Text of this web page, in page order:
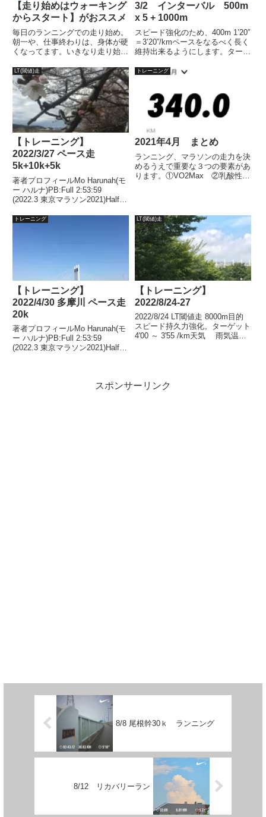
【走り始めはウォーキング
からスタート】がおススメ
毎日のランニングでの走り始め。
朝一や、仕事終わりは、身体が硬
くなってます。いきなり走り始め
にストレッチをしている人が多い
と思います。50代の私は、足裏
や、足首、アキレス腱など、スト
レッチしてから走っても、ほぐれ
るまで時間が掛かります。なの
で、走り始めはウォーキングから
スタートしています。大股でしっ
かりとしたストライドで、1kmを
目安に歩きます。こうすること
で、身体が徐々にほぐれてきて、
怪我の予防になります。
3/2 インターバル 500m
x 5 + 1000m
スピード強化のため、400m 1’20″
＝3’20”/kmペースをなるべく長く
維持出来るようにします。ターゲ
3’20”気温 8.3℃湿度 67％
LT(閾値)走
【トレーニング】
2022/3/27 ペース走
5k+10k+5k
著者プロフィールMo Harunah(モ
ー ハルナ)PB:Full 2:53:59
(2022.3 東京マラソン2021)Half
2022年1月、2年連続50代サブス
トレーニング
2021年4月 まとめ
ランニング、マラソンの走力を決
めるうえで重要な３つの要素があ
ります。①VO2Max ②乳酸性作
月も引き続き5月のリレーマラソ
ンに向けて、中距離スピード...
トレーニング
【トレーニング】
2022/4/30 多摩川 ペース走
20k
著者プロフィールMo Harunah(モ
ー ハルナ)PB:Full 2:53:59
(2022.3 東京マラソン2021)Half
LT(閾値)走
【トレーニング】
2022/8/24-27
2022/8/24 LT閾値走 8000m目的
スピード持久力強化。ターゲット
4'00 ～ 3'55 /km天気 雨気温
スポンサーリンク
8/8 尾根幹30ｋ ランニング
8/12 リカバリーラン